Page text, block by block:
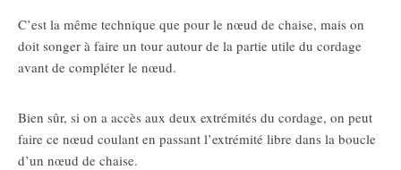
C’est la même technique que pour le nœud de chaise, mais on
doit songer à faire un tour autour de la partie utile du cordage
avant de compléter le nœud.
Bien sûr, si on a accès aux deux extrémités du cordage, on peut
faire ce nœud coulant en passant l’extrémité libre dans la boucle
d’un nœud de chaise.